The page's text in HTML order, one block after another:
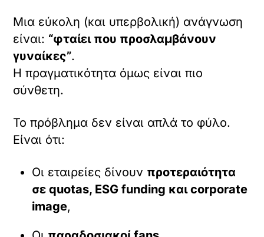
Μια εύκολη (και υπερβολική) ανάγνωση
είναι: “φταίει που προσλαμβάνουν
γυναίκες”.
Η πραγματικότητα όμως είναι πιο
σύνθετη.
Το πρόβλημα δεν είναι απλά το φύλο.
Είναι ότι:
Οι εταιρείες δίνουν προτεραιότητα
σε quotas, ESG funding και corporate
image,